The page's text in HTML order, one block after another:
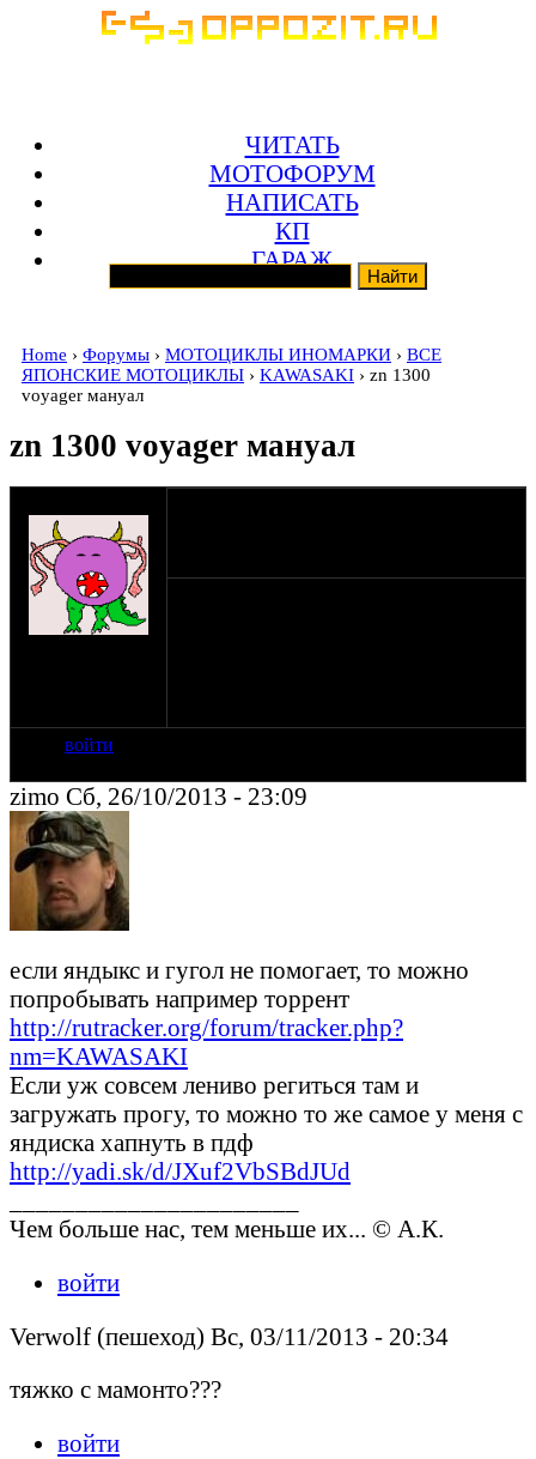
ЧИТАТЬ
МОТОФОРУМ
НАПИСАТЬ
КП
ГАРАЖ
Home › Форумы › МОТОЦИКЛЫ ИНОМАРКИ › ВСЕ
ЯПОНСКИЕ МОТОЦИКЛЫ › KAWASAKI › zn 1300
voyager мануал
zn 1300 voyager мануал
войти
zimo Сб, 26/10/2013 - 23:09
если яндыкс и гугол не помогает, то можно
попробывать например торрент
http://rutracker.org/forum/tracker.php?
nm=KAWASAKI
Если уж совсем лениво региться там и
загружать прогу, то можно то же самое у меня с
яндиска хапнуть в пдф
http://yadi.sk/d/JXuf2VbSBdJUd
Чем больше нас, тем меньше их... © А.К.
войти
Verwolf (пешеход) Вс, 03/11/2013 - 20:34
тяжко с мамонто???
войти